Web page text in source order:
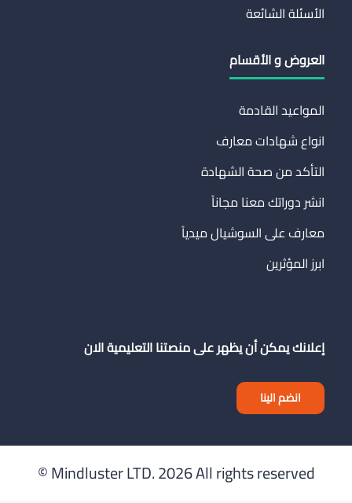
الأسئلة الشائعة
العروض و الأقسام
المواعيد القادمة
انواع شهادات معارف
التأكد من صحة الشهادة
انشر دوراتك معنا مجاناً
معارف على السوشيال ميدياً
ابرز المؤثرين
إعلانك يمكن أن يظهر على منصتنا التعليمية الان
انضم الينا
Mindluster LTD.2026 All rights reserved ©